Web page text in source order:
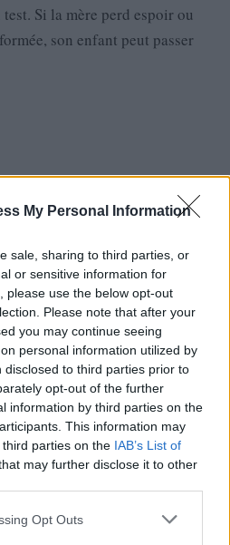
My Personal Information
sale, sharing to third parties, or
or sensitive information for
please use the below opt-out
Please note that after your
you may continue seeing
personal information utilized by
to third parties prior to
opt-out of the further
information by third parties on the
This information may
parties on the IAB’s List of
may further disclose it to other
app uses one or more Google
Opt Outs
Si la mère perd espoir ou
son enfant peut passer
toujours une épreuve.
ans, est parmi ces enfants qui
la petite fille est